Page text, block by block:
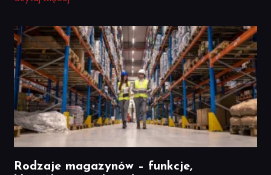
Rodzaje magazynów – funkcje,